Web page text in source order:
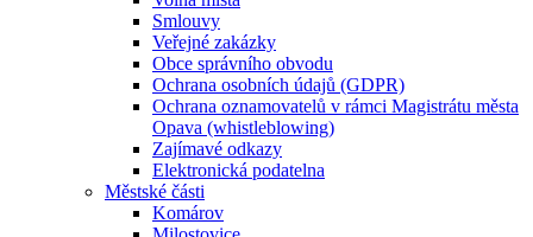
Smlouvy
Veřejné zakázky
Obce správního obvodu
Ochrana osobních údajů (GDPR)
Ochrana oznamovatelů v rámci Magistrátu města
Opava (whistleblowing)
Zajímavé odkazy
Elektronická podatelna
Městské části
Komárov